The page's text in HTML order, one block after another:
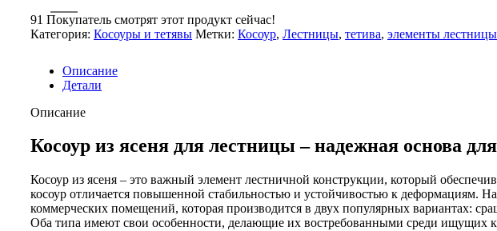
91 Покупатель смотрят этот продукт сейчас!
Категория: Косоуры и тетявы Метки: Косоур, Лестницы, тетива, элементы лестницы
Описание
Детали
Описание
Косоур из ясеня для лестницы – надежная основа
Косоур из ясеня – это важный элемент лестничной конструкции, который
косоур отличается повышенной стабильностью и устойчивостью к деформациям.
коммерческих помещений, которая производится в двух популярных вариантах:
Оба типа имеют свои особенности, делающие их востребованными среди ищущих